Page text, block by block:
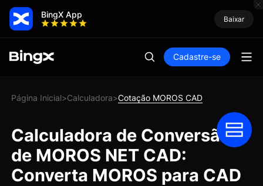
BingX App Baixar
Cadastre-se
Página Inicial>Calculadora>Cotação MOROS CAD
Calculadora de Conversão
de MOROS NET CAD:
Converta MOROS para CAD